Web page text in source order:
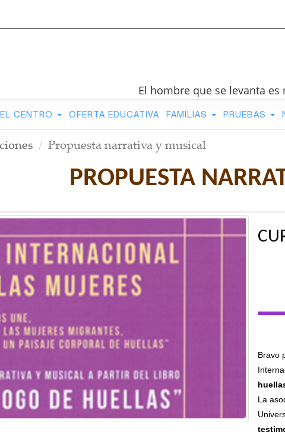
El hombre que se levanta
EL CENTRO OFERTA EDUCATIVA FAMILIAS PRUEBAS
Propuesta narrativa y musical
PROPUESTA
Bravo
La